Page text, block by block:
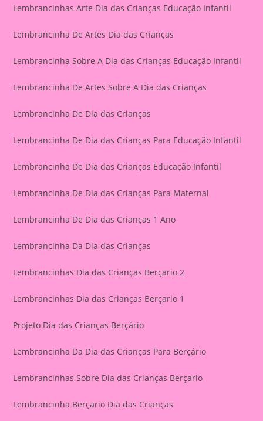
Lembrancinhas Arte Dia das Crianças Educação Infantil
Lembrancinha De Artes Dia das Crianças
Lembrancinha Sobre A Dia das Crianças Educação Infantil
Lembrancinha De Artes Sobre A Dia das Crianças
Lembrancinha De Dia das Crianças
Lembrancinha De Dia das Crianças Para Educação Infantil
Lembrancinha De Dia das Crianças Educação Infantil
Lembrancinha De Dia das Crianças Para Maternal
Lembrancinha De Dia das Crianças 1 Ano
Lembrancinha Da Dia das Crianças
Lembrancinhas Dia das Crianças Berçario 2
Lembrancinhas Dia das Crianças Berçario 1
Projeto Dia das Crianças Berçário
Lembrancinha Da Dia das Crianças Para Berçário
Lembrancinhas Sobre Dia das Crianças Berçario
Lembrancinha Berçario Dia das Crianças